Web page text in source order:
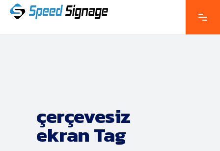
çerçevesiz
ekran Tag